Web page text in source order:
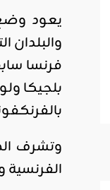
وتشرف
الفرنسية